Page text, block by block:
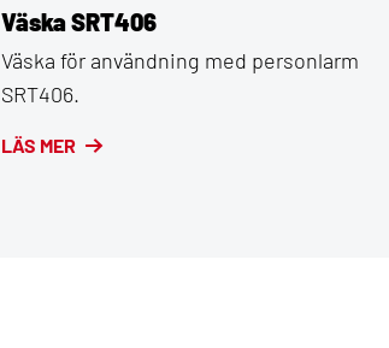
Väska SRT406
Väska för användning med personlarm
SRT406.
LÄS MER